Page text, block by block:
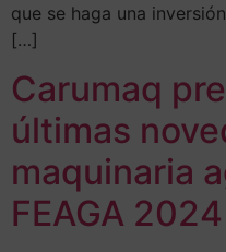
que se haga una
[…]
Carumaq
últimas
maquinaria
FEAGA 2024